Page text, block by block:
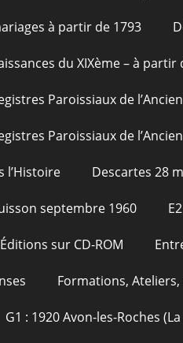
à partir de 1793
du XIXème – à partir
Paroissiaux de
Paroissiaux de
l’Histoire Descartes 28
septembre 1960
Éditions sur CD-ROM
Formations,
G1 : 1920 Avon-les-Roches